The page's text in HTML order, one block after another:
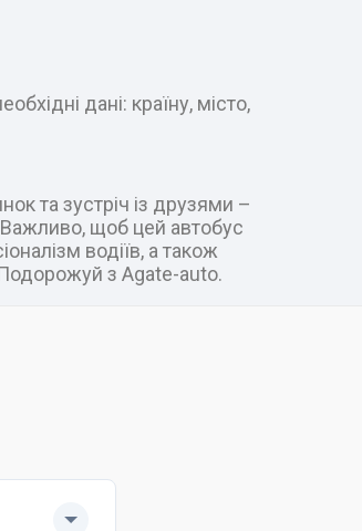
дані: країну, місто,
та зустріч із друзями –
Важливо, щоб цей автобус
водіїв, а також
з Agate-auto.